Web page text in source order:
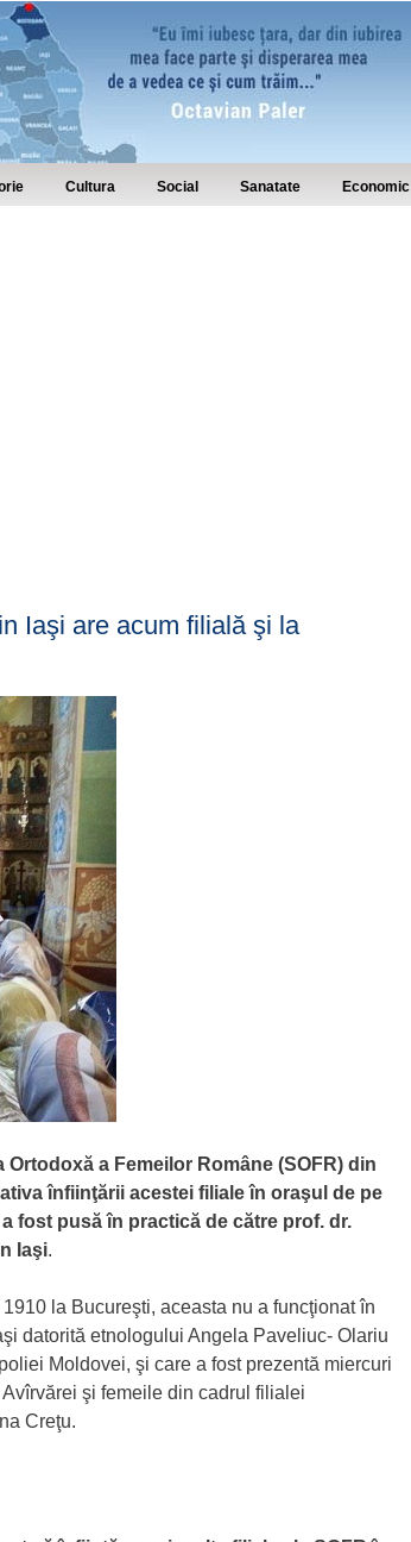
Cultura Social Sanatate Economic
Iaşi are acum filială şi la
a Femeilor Române (SOFR) din
înfiinţării acestei filiale în oraşul de pe
fost pusă în practică de către prof. dr.
Iaşi.
la Bucureşti, aceasta nu a funcţionat în
datorită etnologului Angela Paveliuc- Olariu
Moldovei, şi care a fost prezentă miercuri
şi femeile din cadrul filialei
Creţu.